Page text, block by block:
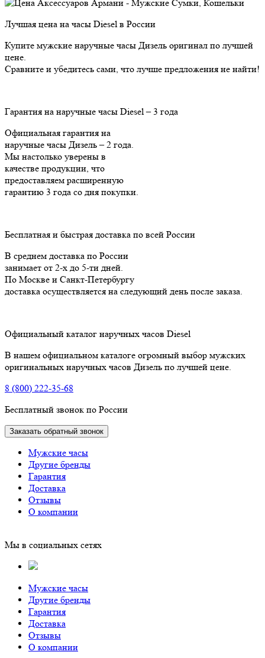
Лучшая цена на часы Diesel в России
Купите мужские наручные часы Дизель оригинал по лучшей
цене.
Сравните и убедитесь сами, что лучше предложения не найти!
Гарантия на наручные часы Diesel – 3 года
Официальная гарантия на
наручные часы Дизель – 2 года.
Мы настолько уверены в
качестве продукции, что
предоставляем расширенную
гарантию 3 года cо дня покупки.
Бесплатная и быстрая доставка по всей России
В среднем доставка по России
занимает от 2-х до 5-ти дней.
По Москве и Санкт-Петербургу
доставка осуществляется на следующий день после заказа.
Официальный каталог наручных часов Diesel
В нашем официальном каталоге огромный выбор мужских
оригинальных наручных часов Дизель по лучшей цене.
8 (800) 222-35-68
Бесплатный звонок по России
Заказать обратный звонок
Мужские часы
Другие бренды
Гарантия
Доставка
Отзывы
О компании
Мы в социальных сетях
Мужские часы
Другие бренды
Гарантия
Доставка
Отзывы
О компании